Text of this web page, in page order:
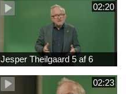
02:20
Jesper Theilgaard 5 af 6
02:23